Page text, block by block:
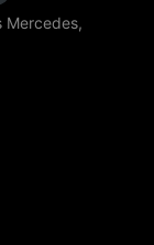
Mercedes,